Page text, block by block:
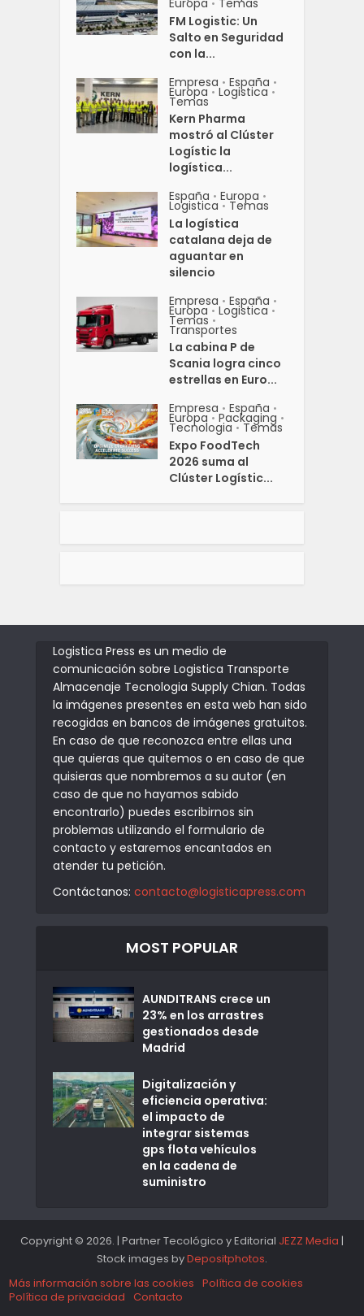
•
FM Logistic: Un
Salto en Seguridad
con la...
Empresa • España •
Europa • Logistica •
Temas
Kern Pharma
mostró al Clúster
Logístic la
logística...
España • Europa •
Logistica • Temas
La logística
catalana deja de
aguantar en
silencio
Empresa • España •
Europa • Logistica •
Temas •
Transportes
La cabina P de
Scania logra cinco
estrellas en Euro...
Empresa • España •
Europa • Packaging •
Tecnologia • Temas
Expo FoodTech
2026 suma al
Clúster Logístic...
Logistica Press es un medio de
comunicación sobre Logistica Transporte
Almacenaje Tecnologia Supply Chian. Todas
la imágenes presentes en esta web han sido
recogidas en bancos de imágenes gratuitos.
En caso de que reconozca entre ellas una
que quieras que quitemos o en caso de que
quisieras que nombremos a su autor (en
caso de que no hayamos sabido
encontrarlo) puedes escribirnos sin
problemas utilizando el formulario de
contacto y estaremos encantados en
atender tu petición.
Contáctanos: contacto@logisticapress.com
MOST POPULAR
AUNDITRANS crece un
23% en los arrastres
gestionados desde
Madrid
Digitalización y
eficiencia operativa:
el impacto de
integrar sistemas
gps flota vehículos
en la cadena de
suministro
Copyright © 2026. | Partner Tecológico y Editorial JEZZ Media |
Stock images byDepositphotos.
Más información sobre las cookies Política de cookies
Política de privacidad Contacto